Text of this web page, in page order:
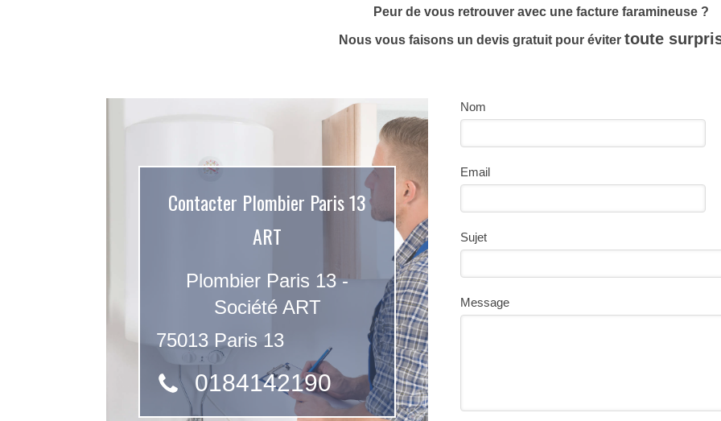
Peur de vous retrouver avec une facture faramineuse ?
Nous vous faisons un devis gratuit pour éviter toute
Contacter Plombier Paris 13
ART
Plombier Paris 13 -
Société ART
75013 Paris 13
0184142190
Nom
Email
Sujet
Message